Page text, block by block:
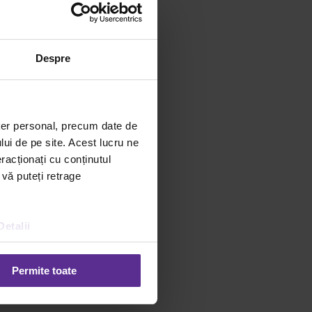
Despre
personal, precum date de
de pe site. Acest lucru ne
cu conținutul
puteți retrage
Permite toate
cunoscut la nivel
să ne ofere asta.
excelente de
şi relaţii
de calitatea vieţilor
a ceea ce nu
eșuează.
nimic.